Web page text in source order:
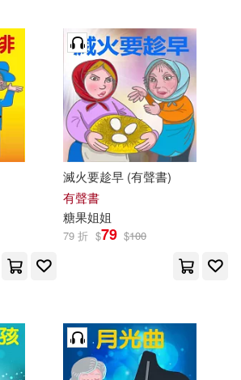
滅火要趁早 (有聲書)
有聲書
糖果姐姐
79 折 $79 $100